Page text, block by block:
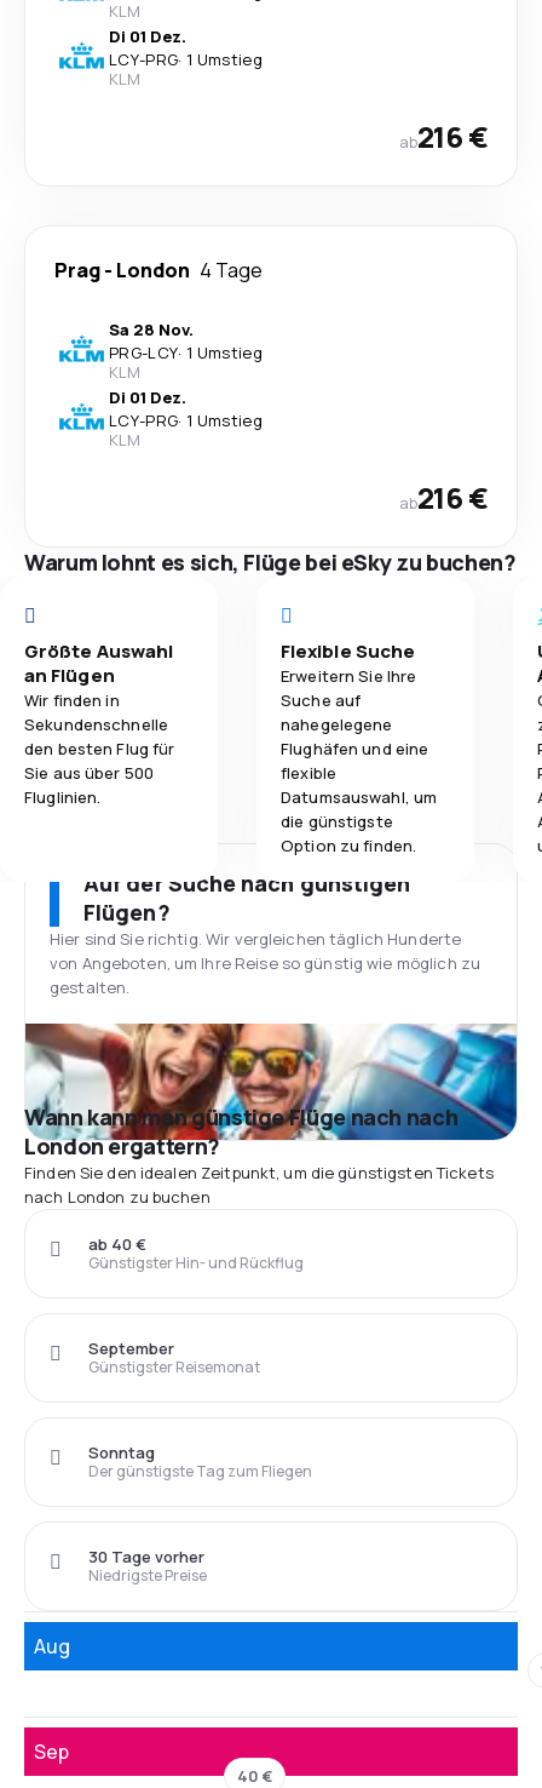
KLM
Di 01 Dez.
LCY-PRG· 1 Umstieg
KLM
ab216 €
Prag- London 4 Tage
Sa 28 Nov.
PRG-LCY· 1 Umstieg
KLM
Di 01 Dez.
LCY-PRG· 1 Umstieg
KLM
ab216 €
Warum lohnt es sich, Flüge bei eSky zu buchen?
Größte Auswahl
an Flügen
Wir finden in
Sekundenschnelle
den besten Flug für
Sie aus über 500
Fluglinien.
Flexible Suche
Erweitern Sie Ihre
Suche auf
nahegelegene
Flughäfen und eine
flexible
Datumsauswahl, um
die günstigste
Option zu finden.
Auf der Suche nach günstigen
Flügen?
Hier sind Sie richtig. Wir vergleichen täglich Hunderte
von Angeboten, um Ihre Reise so günstig wie möglich zu
gestalten.
Wann kann man günstige Flüge nach nach
London ergattern?
Finden Sie den idealen Zeitpunkt, um die günstigsten Tickets
nach London zu buchen
Günstigster Hin- und Rückflug
ab 40 €
Günstigster Reisemonat
September
Der günstigste Tag zum Fliegen
Sonntag
Niedrigste Preise
30 Tage vorher
Aug
Sep
40 €